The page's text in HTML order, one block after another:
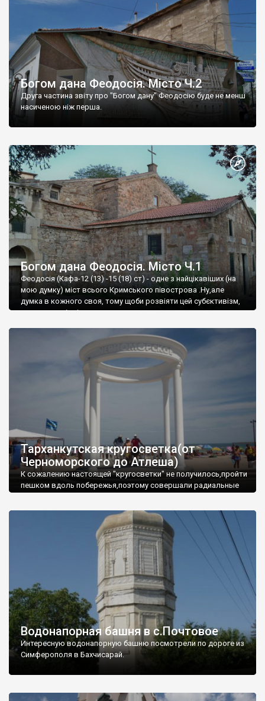
Богом дана Феодосія. Місто Ч.2
Друга частина звіту про "Богом дану" Феодосію буде не менш
насиченою ніж перша.
Богом дана Феодосія. Місто Ч.1
Феодосія (Кафа-12 (13) -15 (18) ст) - одне з найцікавіших (на
мою думку) міст всього Кримського півострова .Ну,але
думка в кожного своя, тому щоби розвіяти цей субєктивізм,
запрошую відвідати це
Тарханкутская кругосветка(от
Черноморского до Атлеша)
К сожалению настоящей "кругосветки" не получилось,пройти
пешком вдоль побережья,поэтому совершали радиальные
Водонапорная башня в с.Почтовое
Интересную водонапорную башню посмотрели по дороге из
Симферополя в Бахчисарай.